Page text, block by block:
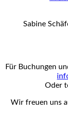
Sabine
Für Buchungen
Oder
Wir freuen uns